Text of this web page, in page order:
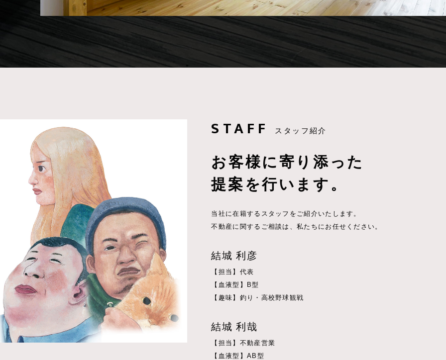
STAFF スタッフ紹介
お客様に寄り添った
提案を行います。
当社に在籍するスタッフをご紹介いたします。
不動産に関するご相談は、私たちにお任せください。
結城 利彦
【担当】代表
【血液型】B型
【趣味】釣り・高校野球観戦
結城 利哉
【担当】不動産営業
【血液型】AB型